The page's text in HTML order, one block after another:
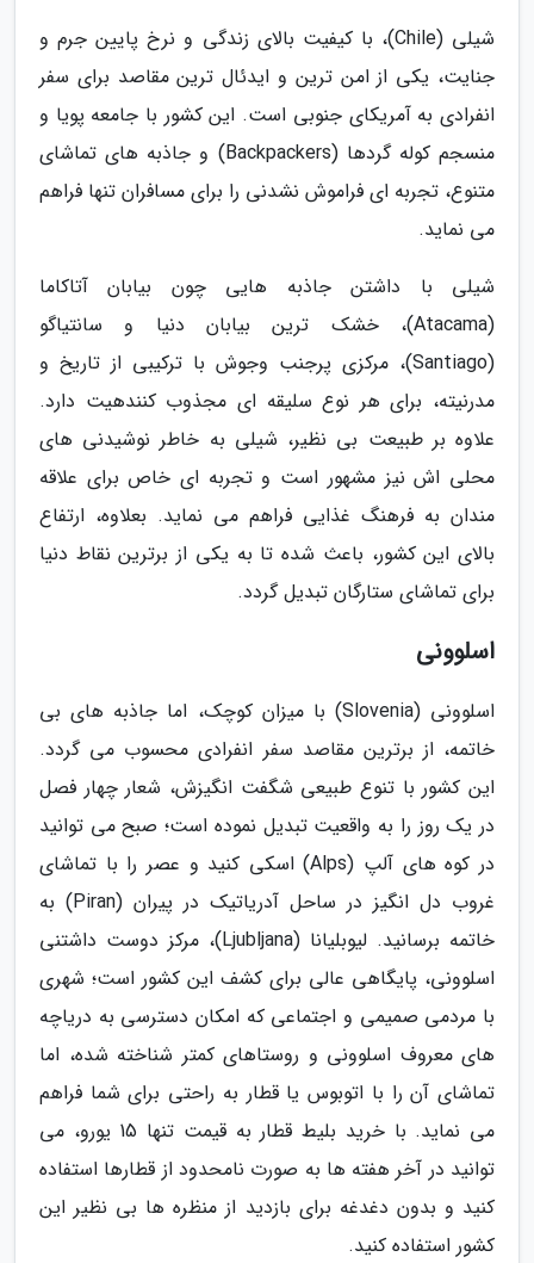
شیلی (Chile)، با کیفیت بالای زندگی و نرخ پایین جرم و
جنایت، یکی از امن ترین و ایدئال ترین مقاصد برای سفر
انفرادی به آمریکای جنوبی است. این کشور با جامعه پویا و
منسجم کوله گردها (Backpackers) و جاذبه های تماشای
متنوع، تجربه ای فراموش نشدنی را برای مسافران تنها فراهم
می نماید.
شیلی با داشتن جاذبه هایی چون بیابان آتاکاما
(Atacama)، خشک ترین بیابان دنیا و سانتیاگو
(Santiago)، مرکزی پرجنب وجوش با ترکیبی از تاریخ و
مدرنیته، برای هر نوع سلیقه ای مجذوب کنندهیت دارد.
علاوه بر طبیعت بی نظیر، شیلی به خاطر نوشیدنی های
محلی اش نیز مشهور است و تجربه ای خاص برای علاقه
مندان به فرهنگ غذایی فراهم می نماید. بعلاوه، ارتفاع
بالای این کشور، باعث شده تا به یکی از برترین نقاط دنیا
برای تماشای ستارگان تبدیل گردد.
اسلوونی
اسلوونی (Slovenia) با میزان کوچک، اما جاذبه های بی
خاتمه، از برترین مقاصد سفر انفرادی محسوب می گردد.
این کشور با تنوع طبیعی شگفت انگیزش، شعار چهار فصل
در یک روز را به واقعیت تبدیل نموده است؛ صبح می توانید
در کوه های آلپ (Alps) اسکی کنید و عصر را با تماشای
غروب دل انگیز در ساحل آدریاتیک در پیران (Piran) به
خاتمه برسانید. لیوبلیانا (Ljubljana)، مرکز دوست داشتنی
اسلوونی، پایگاهی عالی برای کشف این کشور است؛ شهری
با مردمی صمیمی و اجتماعی که امکان دسترسی به دریاچه
های معروف اسلوونی و روستاهای کمتر شناخته شده، اما
تماشای آن را با اتوبوس یا قطار به راحتی برای شما فراهم
می نماید. با خرید بلیط قطار به قیمت تنها 15 یورو، می
توانید در آخر هفته ها به صورت نامحدود از قطارها استفاده
کنید و بدون دغدغه برای بازدید از منظره ها بی نظیر این
کشور استفاده کنید.